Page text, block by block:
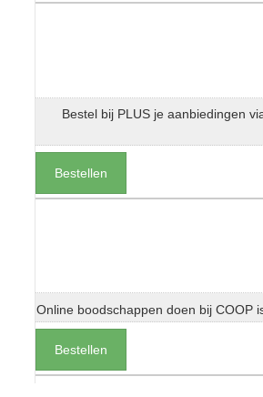
Bestel bij PLUS je aanbiedingen
Bestellen
Online boodschappen doen bij COOP
Bestellen